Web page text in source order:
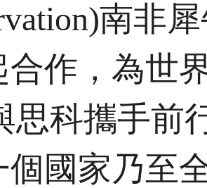
南非
合作，為世
思科攜手前
個國家乃至